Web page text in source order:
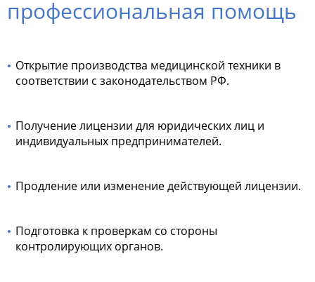
профессиональная помощь
Открытие производства медицинской техники в
соответствии с законодательством РФ.
Получение лицензии для юридических лиц и
индивидуальных предпринимателей.
Продление или изменение действующей лицензии.
Подготовка к проверкам со стороны
контролирующих органов.